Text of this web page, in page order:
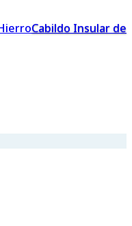
Cabildo Insular de